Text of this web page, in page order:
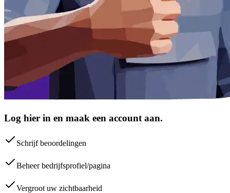
Log hier in en maak een account aan.
Schrijf beoordelingen
Beheer bedrijfsprofiel/pagina
Vergroot uw zichtbaarheid